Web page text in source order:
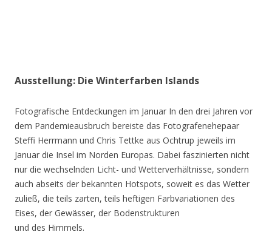
Ausstellung: Die Winterfarben Islands
Fotografische Entdeckungen im Januar In den drei Jahren vor
dem Pandemieausbruch bereiste das Fotografenehepaar
Steffi Herrmann und Chris Tettke aus Ochtrup jeweils im
Januar die Insel im Norden Europas. Dabei faszinierten nicht
nur die wechselnden Licht- und Wetterverhältnisse, sondern
auch abseits der bekannten Hotspots, soweit es das Wetter
zuließ, die teils zarten, teils heftigen Farbvariationen des
Eises, der Gewässer, der Bodenstrukturen
und des Himmels.